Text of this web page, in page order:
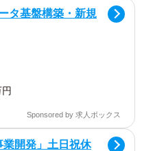
タ基盤構築・新規
Sponsored by 求人ボックス
開発」土日祝休